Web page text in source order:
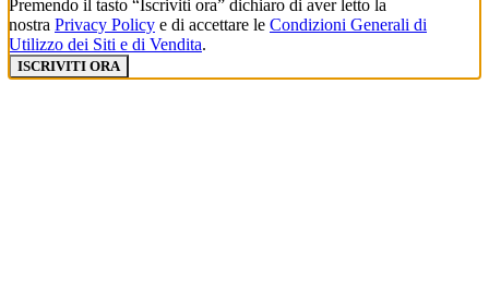
Premendo il tasto “Iscriviti ora” dichiaro di aver letto la
nostra Privacy Policy e di accettare le Condizioni Generali di
Utilizzo dei Siti e di Vendita.
ISCRIVITI ORA